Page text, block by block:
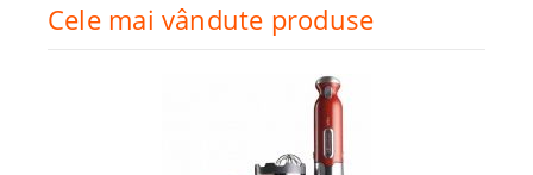
Cele mai vândute produse